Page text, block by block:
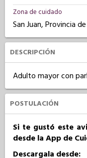
Zona de cuidado
San Juan, Provincia de
DESCRIPCIÓN
Adulto mayor con
POSTULACIÓN
Si te gustó este
desde la App de
Descargala desde: